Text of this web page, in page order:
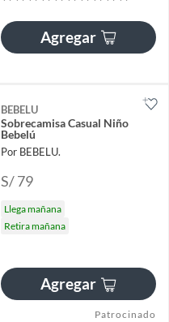
Agregar
BEBELU
Sobrecamisa Casual Niño
Bebelú
Por BEBELU.
S/ 79
Llega mañana
Retira mañana
Agregar
Patrocinado